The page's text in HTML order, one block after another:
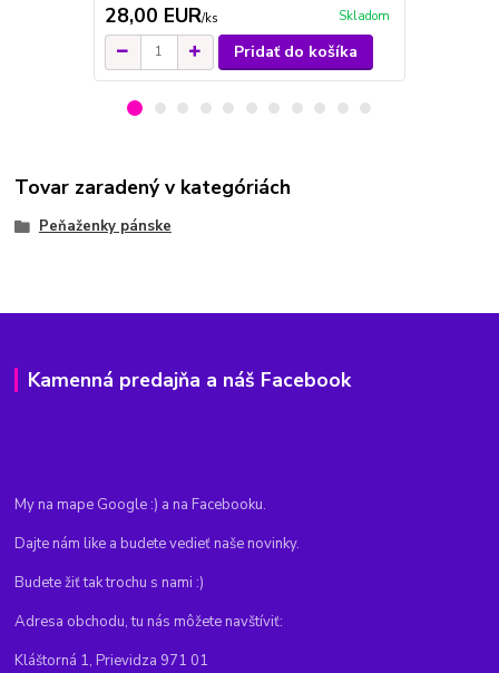
28,00 EUR/ks Skladom
Pridať do košíka
Tovar zaradený v kategóriách
Peňaženky pánske
Kamenná predajňa a náš Facebook
My na mape Google :) a na Facebooku.
Dajte nám like a budete vedieť naše novinky.
Budete žiť tak trochu s nami :)
Adresa obchodu, tu nás môžete navštíviť:
Kláštorná 1, Prievidza 971 01